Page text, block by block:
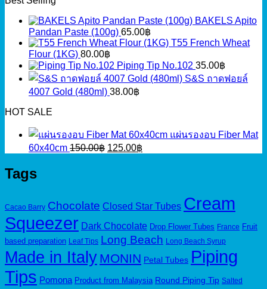
BAKELS Apito
Pandan Paste (100g) 65.00฿
T55 French Wheat
Flour (1KG) 80.00฿
Piping Tip No.102 35.00฿
S&S ถาดฟอยล์
4007 Gold (480ml) 38.00฿
HOT SALE
แผ่นรองอบ Fiber Mat
60x40cm 150.00฿ Original
125.00฿
Tags
Cacao Barry Chocolate Closed Star Tubes Cream
Squeezer Dark Chocolate Drop Flower Tubes France Fruit
based preparation Leaf Tips Long Beach Long Beach Syrup
Made in Italy MONIN Petal Tubes Piping
Tips Pomona Product from Malaysia Round Piping Tip Salted